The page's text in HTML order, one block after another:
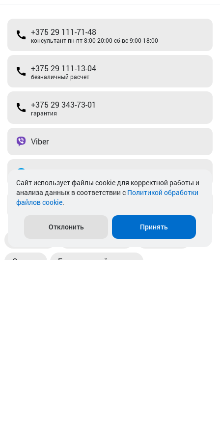
+375 29 111-71-48
консультант пн-пт 8:00-20:00 сб-вс 9:00-18:00
+375 29 111-13-04
безналичный расчет
+375 29 343-73-01
гарантия
Viber
info@akkamulik.by
Пункты выдачи Магазины
Оплата Безналичный расчет
Cайт использует файлы cookie для корректной работы и
анализа данных в соответствии с Политикой обработки
файлов cookie.
Отклонить Принять